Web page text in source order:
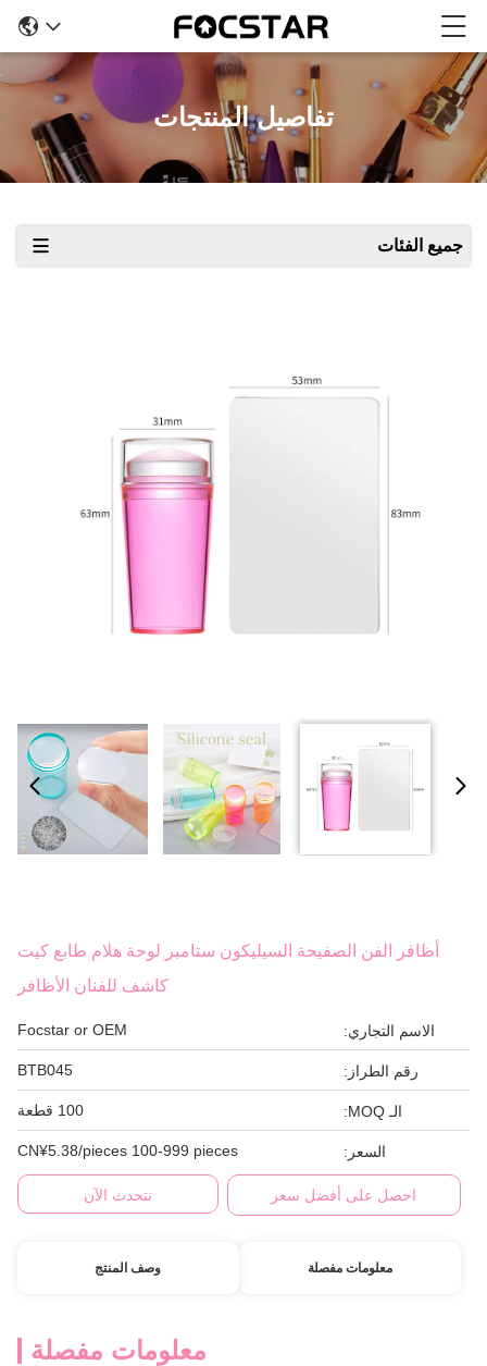
تفاصيل المنتجات
جميع الفئات
أظافر الفن الصفيحة السيليكون ستامبر لوحة هلام طابع كيت
كاشف للفنان الأظافر
الاسم التجاري: Focstar or OEM
رقم الطراز: BTB045
الـ MOQ: 100 قطعة
السعر: CN¥5.38/pieces 100-999 pieces
احصل على أفضل سعر نتحدث الآن
معلومات مفصلة وصف المنتج
معلومات مفصلة